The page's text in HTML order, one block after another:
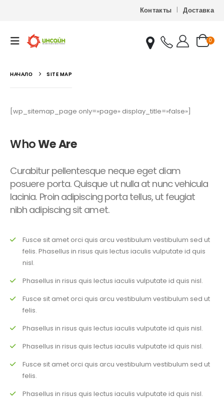
Контакты Доставка
0
НАЧАЛО SITE MAP
[wp_sitemap_page only=»page» display_title=»false»]
WhoWe Are
Curabitur pellentesque neque eget diam
posuere porta. Quisque ut nulla at nunc vehicula
lacinia. Proin adipiscing porta tellus, ut feugiat
nibh adipiscing sit amet.
Fusce sit amet orci quis arcu vestibulum vestibulum sed ut
felis. Phasellus in risus quis lectus iaculis vulputate id quis
nisl.
Phasellus in risus quis lectus iaculis vulputate id quis nisl.
Fusce sit amet orci quis arcu vestibulum vestibulum sed ut
felis.
Phasellus in risus quis lectus iaculis vulputate id quis nisl.
Phasellus in risus quis lectus iaculis vulputate id quis nisl.
Fusce sit amet orci quis arcu vestibulum vestibulum sed ut
felis.
Phasellus in risus quis lectus iaculis vulputate id quis nisl.